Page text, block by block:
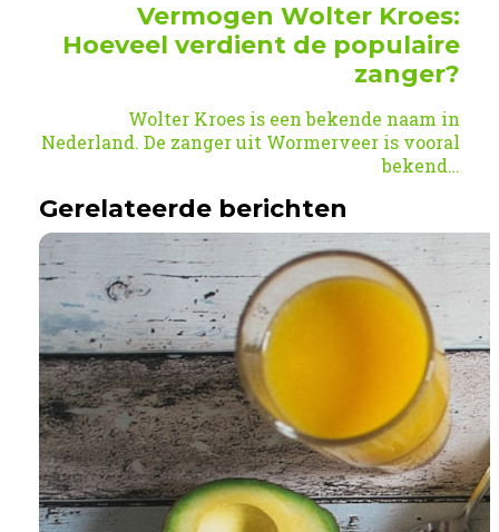
Vermogen Wolter Kroes:
Hoeveel verdient de populaire
zanger?
Wolter Kroes is een bekende naam in
Nederland. De zanger uit Wormerveer is vooral
bekend…
Gerelateerde berichten